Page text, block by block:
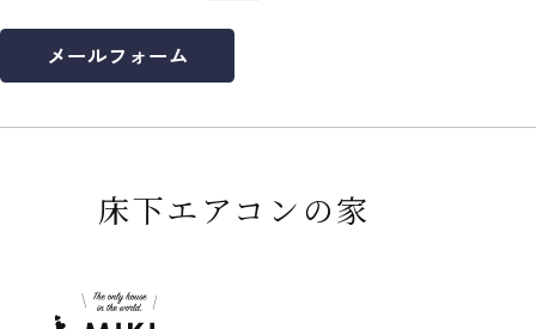
メールフォーム
床下エアコンの家